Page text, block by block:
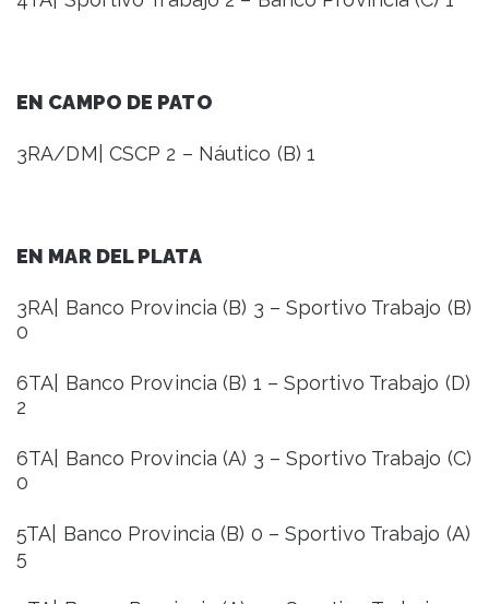
EN CAMPO DE PATO
3RA/DM| CSCP 2 – Náutico (B) 1
EN MAR DEL PLATA
3RA| Banco Provincia (B) 3 – Sportivo Trabajo (B)
0
6TA| Banco Provincia (B) 1 – Sportivo Trabajo (D)
2
6TA| Banco Provincia (A) 3 – Sportivo Trabajo (C)
0
5TA| Banco Provincia (B) 0 – Sportivo Trabajo (A)
5